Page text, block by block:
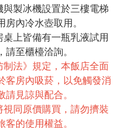
製冰機設置於三樓電梯
內冷水壺取用。
上皆備有一瓶乳液試用
至櫃檯洽詢。
法》規定，本飯店全面
客房內吸菸，以免觸發消
請見諒與配合。
同原價購買，請勿擠裝
的使用權益。